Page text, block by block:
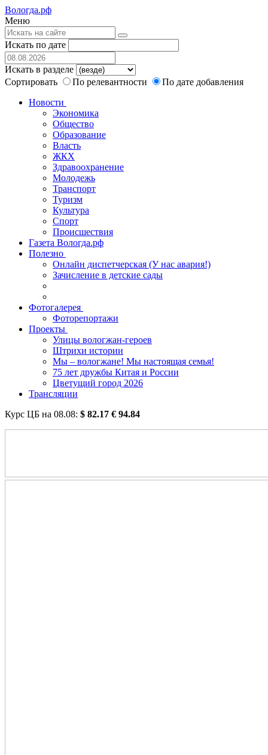
Вологда.рф
Меню
Искать по дате
Искать в разделе
Сортировать
По релевантности
По дате добавления
Новости
Экономика
Общество
Образование
Власть
ЖКХ
Здравоохранение
Молодежь
Транспорт
Туризм
Культура
Спорт
Происшествия
Газета Вологда.рф
Полезно
Онлайн диспетчерская (У нас авария!)
Зачисление в детские сады
Фотогалерея
Фоторепортажи
Проекты
Улицы вологжан-героев
Штрихи истории
Мы – вологжане! Мы настоящая семья!
75 лет дружбы Китая и России
Цветущий город 2026
Трансляции
Курс ЦБ на 08.08: $ 82.17 € 94.84